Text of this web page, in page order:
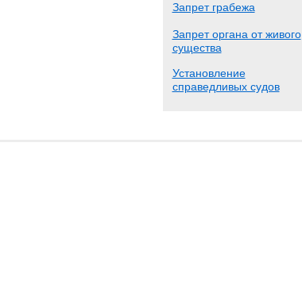
Запрет грабежа
Запрет органа от живого
существа
Установление
справедливых судов